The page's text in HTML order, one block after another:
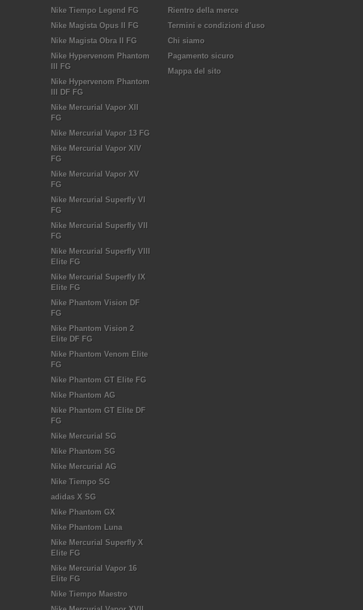
Nike Tiempo Legend FG
Nike Magista Opus II FG
Nike Magista Obra II FG
Nike Hypervenom Phantom
III FG
Nike Hypervenom Phantom
III DF FG
Nike Mercurial Vapor XII
FG
Nike Mercurial Vapor 13 FG
Nike Mercurial Vapor XIV
FG
Nike Mercurial Vapor XV
FG
Nike Mercurial Superfly VI
FG
Nike Mercurial Superfly VII
FG
Nike Mercurial Superfly VIII
Elite FG
Nike Mercurial Superfly IX
Elite FG
Nike Phantom Vision DF
FG
Nike Phantom Vision 2
Elite DF FG
Nike Phantom Venom Elite
FG
Nike Phantom GT Elite FG
Nike Phantom AG
Nike Phantom GT Elite DF
FG
Nike Mercurial SG
Nike Phantom SG
Nike Mercurial AG
Nike Tiempo SG
adidas X SG
Nike Phantom GX
Nike Phantom Luna
Nike Mercurial Superfly X
Elite FG
Nike Mercurial Vapor 16
Elite FG
Nike Tiempo Maestro
Rientro della merce
Termini e condizioni d'uso
Chi siamo
Pagamento sicuro
Mappa del sito